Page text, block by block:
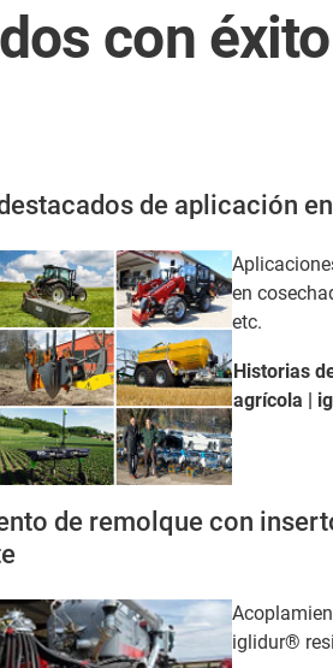
con
de aplicación
en
etc.
Historias
agrícola |
de remolque con
iglidur®